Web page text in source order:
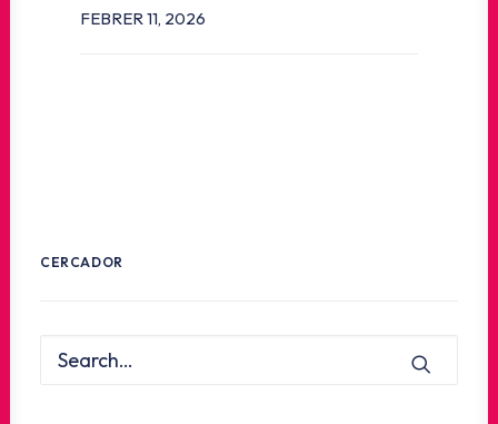
FEBRER 11, 2026
CERCADOR